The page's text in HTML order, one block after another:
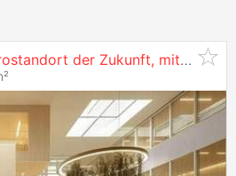
Nooa Space - der Bürostandort der Zukunft, mit 1286 m² in